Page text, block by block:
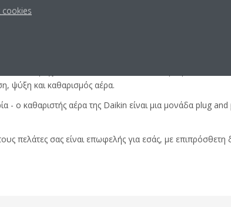
την προσφορά προϊόντων στους πελάτες σας. Εκτός της
προσφέρει «Συνολική άνεση» μέσω της
ένας πάροχος «συνολικών λύσεων άνεσης» για τους
ψύξη και καθαρισμός αέρα.
- ο καθαριστής αέρα της Daikin είναι μια μονάδα plug
πελάτες σας είναι επωφελής για εσάς, με επιπρόσθετη
cookies